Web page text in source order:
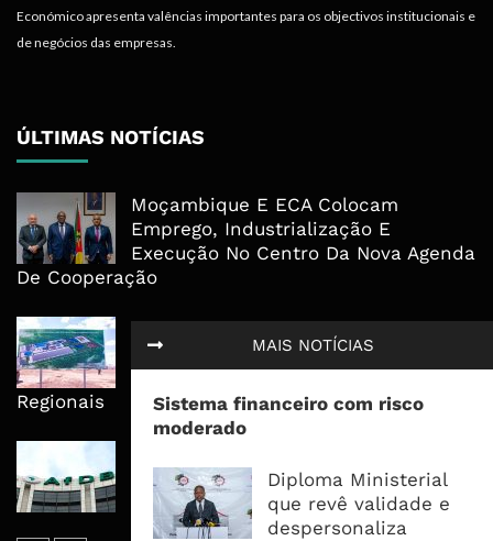
MAIS NOTÍCIAS
Sistema financeiro com risco
moderado
Diploma Ministerial
que revê validade e
despersonaliza
Económico apresenta valências importantes para os objectivos institucionais e
de negócios das empresas.
ÚLTIMAS NOTÍCIAS
Moçambique E ECA Colocam
Emprego, Industrialização E
Execução No Centro Da Nova Agenda
De Cooperação
Moçambique No Caminho Da Auto-
Regionais
Acelera Ligação Da Zâmbia Ao
Corredor Do Lobito